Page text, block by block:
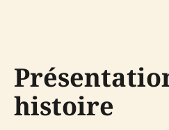
histoire